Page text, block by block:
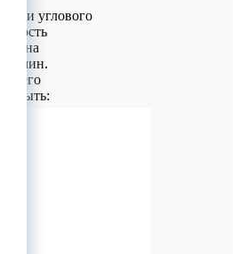
углового
об/мин.
быть: